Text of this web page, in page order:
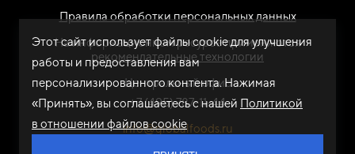
Правила обработки персональных данных
На информационном ресурсе применяются
рекомендательные технологии
Центральный офис
+7 (495) 787-11-44
info@globalfoods.ru
Этот сайт использует файлы cookie для улучшения
работы и предоставления вам
персонализированного контента. Нажимая
«Принять», вы соглашаетесь с нашей Политикой
в отношении файлов cookie